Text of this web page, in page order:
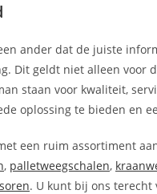
ander dat de juiste
Dit geldt niet alleen voor
staan voor kwaliteit,
oplossing te bieden en
een ruim assortiment
, palletweegschalen,
. U kunt bij ons terecht